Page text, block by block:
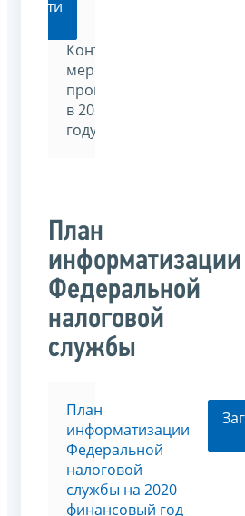
Перейти
Контрольные
мероприятия,
проводимые
в 2023
году
План
информатизации
Федеральной
налоговой
службы
План
информатизации
Федеральной
налоговой
службы на 2020
финансовый год